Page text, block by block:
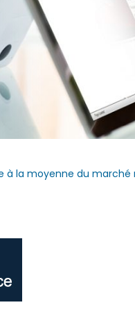
à la moyenne du marché